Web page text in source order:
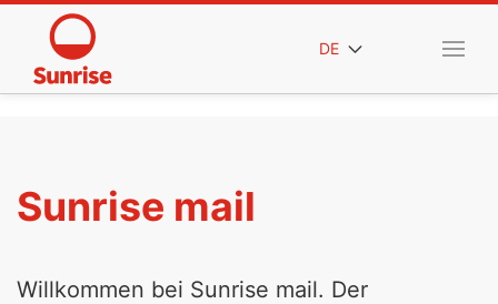
DE
Sunrise mail
Willkommen bei Sunrise mail. Der